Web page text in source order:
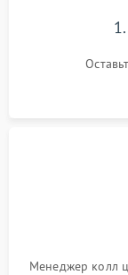
Менеджер колл